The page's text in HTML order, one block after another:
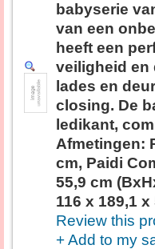
babyserie
van een
heeft een
veiligheid en
lades en
closing. De
ledikant,
Afmetingen:
cm, Paidi
55,9 cm
116 x 189,1
Review this
+ Add to my